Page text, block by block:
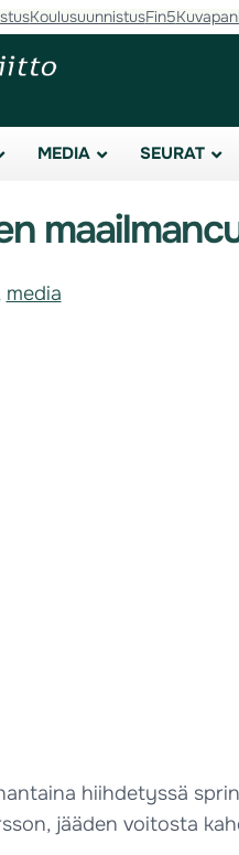
KoulusuunnistusFin5
MEDIA SEURAT
media
hiihdetyssä
jääden voitosta